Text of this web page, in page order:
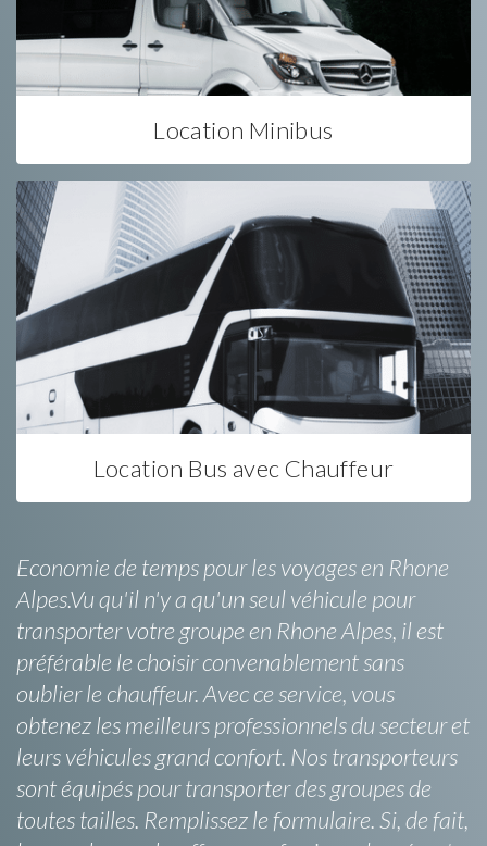
Location Minibus
Location Bus avec Chauffeur
Economie de temps pour les voyages en Rhone
Alpes.Vu qu'il n'y a qu'un seul véhicule pour
transporter votre groupe en Rhone Alpes, il est
préférable le choisir convenablement sans
oublier le chauffeur. Avec ce service, vous
obtenez les meilleurs professionnels du secteur et
leurs véhicules grand confort. Nos transporteurs
sont équipés pour transporter des groupes de
toutes tailles. Remplissez le formulaire. Si, de fait,